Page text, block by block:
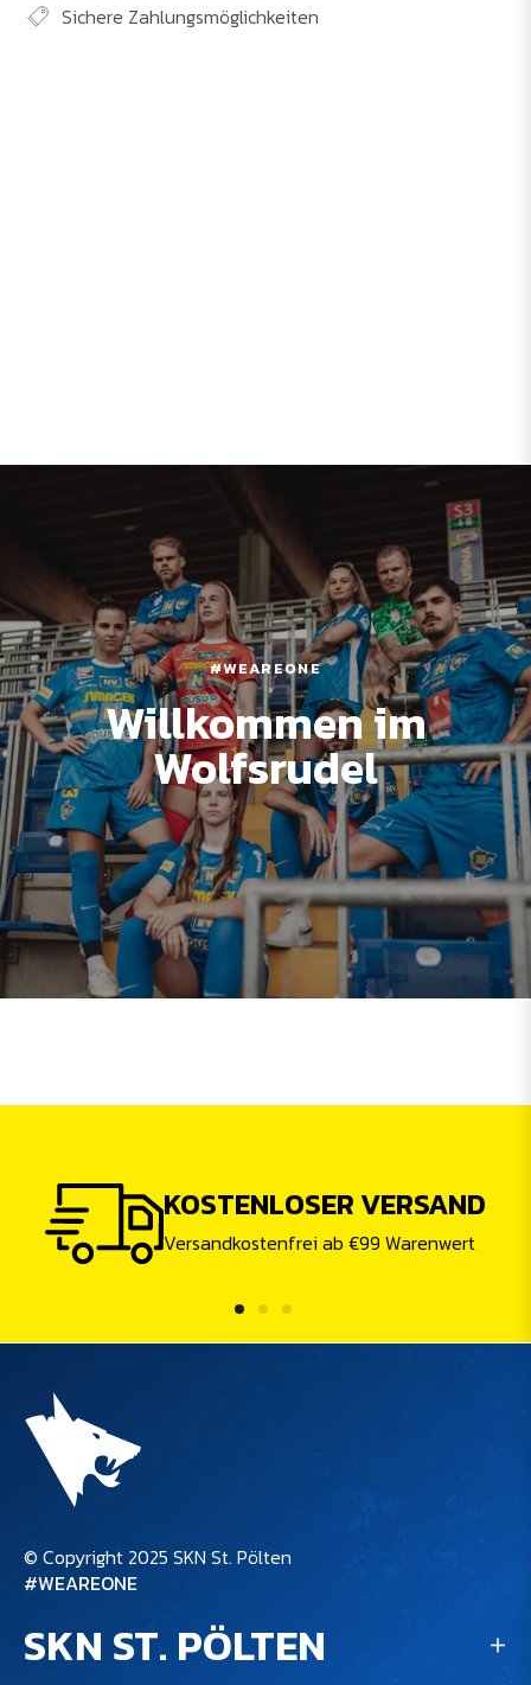
Sichere Zahlungsmöglichkeiten
#WEAREONE
Willkommen im
Wolfsrudel
KOSTENLOSER VERSAND
Versandkostenfrei ab €99 Warenwert
© Copyright 2025 SKN St. Pölten
#WEAREONE
SKN ST. PÖLTEN